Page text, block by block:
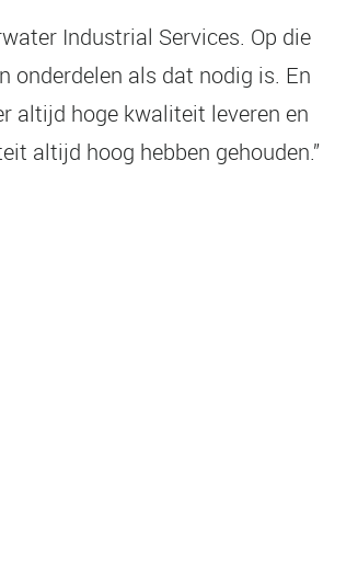
Industrial Services. Op die
onderdelen als dat nodig is. En
altijd hoge kwaliteit leveren en
altijd hoog hebben gehouden.”